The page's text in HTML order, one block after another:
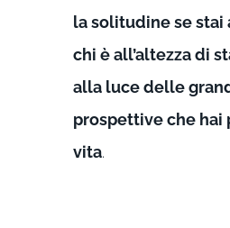
la solitudine se stai
chi è all’altezza di
alla luce delle
prospettive che hai
vita.